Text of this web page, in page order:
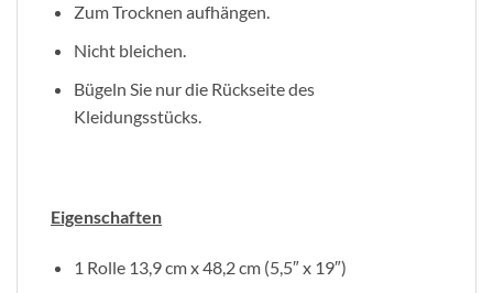
Zum Trocknen aufhängen.
Nicht bleichen.
Bügeln Sie nur die Rückseite des
Kleidungsstücks.
Eigenschaften
1 Rolle 13,9 cm x 48,2 cm (5,5″ x 19″)